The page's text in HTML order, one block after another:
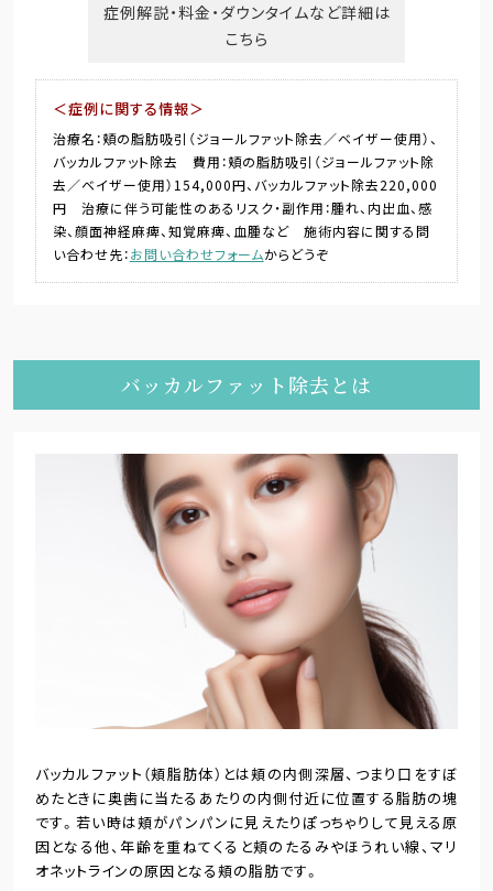
症例解説・料金・ダウンタイムなど詳細は
こちら
＜症例に関する情報＞
治療名：頬の脂肪吸引（ジョールファット除去／ベイザー使用）、
バッカルファット除去 費用：頬の脂肪吸引（ジョールファット除
去／ベイザー使用）154,000円、バッカルファット除去220,000
円 治療に伴う可能性のあるリスク・副作用：腫れ、内出血、感
染、顔面神経麻痺、知覚麻痺、血腫など 施術内容に関する問
い合わせ先：お問い合わせフォームからどうぞ
バッカルファット除去とは
バッカルファット（頬脂肪体）とは頬の内側深層、つまり口をすぼ
めたときに奥歯に当たるあたりの内側付近に位置する脂肪の塊
です。若い時は頬がパンパンに見えたりぽっちゃりして見える原
因となる他、年齢を重ねてくると頬のたるみやほうれい線、マリ
オネットラインの原因となる頬の脂肪です。